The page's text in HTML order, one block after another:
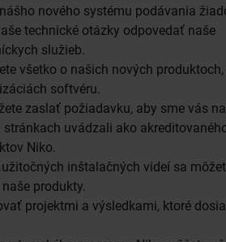
nového systému podávania
technické otázky odpovedať naše
služieb.
všetko o našich nových produktoch,
softvéru.
zaslať požiadavku, aby sme vás na
stránkach uvádzali ako
Niko.
inštalačných videí sa
produkty.
projektmi a výsledkami, ktoré